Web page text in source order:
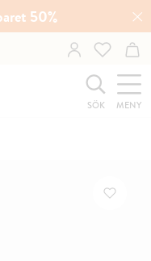
50%
SÖK MENY